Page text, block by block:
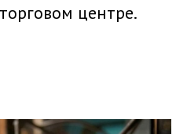
центре.